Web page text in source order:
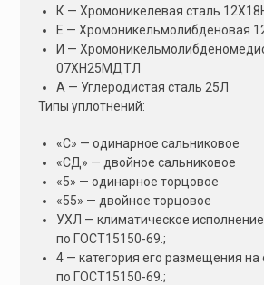
К — Хромоникелевая сталь
Е — Хромоникельмолибденовая
И —
07ХН25МДТЛ
А — Углеродистая сталь 25Л
Типы уплотнений:
«С» — одинарное сальниковое
«СД» — двойное сальниковое
«5» — одинарное торцовое
«55» — двойное торцовое
УХЛ — климатическое
по ГОСТ15150-69.;
4 — категория его размещения на
по ГОСТ15150-69.;